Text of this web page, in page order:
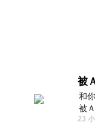
被
和
被
23